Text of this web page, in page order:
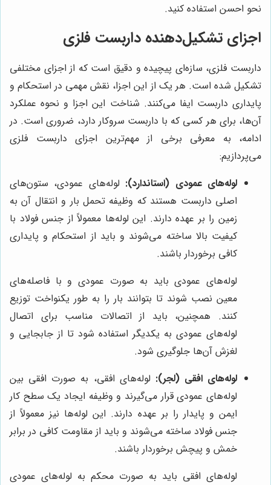
نحو احسن استفاده کنید.
اجزای تشکیل‌دهنده داربست فلزی
داربست فلزی، سازه‌ای پیچیده و دقیق است که از اجزای مختلفی
تشکیل شده است. هر یک از این اجزا، نقش مهمی در استحکام و
پایداری داربست ایفا می‌کنند. شناخت این اجزا و نحوه عملکرد
آن‌ها، برای هر کسی که با داربست سروکار دارد، ضروری است. در
ادامه، به معرفی برخی از مهم‌ترین اجزای داربست فلزی
می‌پردازیم:
لوله‌های عمودی (استاندارد): لوله‌های عمودی، ستون‌های
اصلی داربست هستند که وظیفه تحمل بار و انتقال آن به
زمین را بر عهده دارند. این لوله‌ها معمولاً از جنس فولاد با
کیفیت بالا ساخته می‌شوند و باید از استحکام و پایداری
کافی برخوردار باشند.
لوله‌های عمودی باید به صورت عمودی و با فاصله‌های
معین نصب شوند تا بتوانند بار را به طور یکنواخت توزیع
کنند. همچنین، باید از اتصالات مناسب برای اتصال
لوله‌های عمودی به یکدیگر استفاده شود تا از جابجایی و
لغزش آن‌ها جلوگیری شود.
لوله‌های افقی (لجر): لوله‌های افقی، به صورت افقی بین
لوله‌های عمودی قرار می‌گیرند و وظیفه ایجاد یک سطح کار
ایمن و پایدار را بر عهده دارند. این لوله‌ها نیز معمولاً از
جنس فولاد ساخته می‌شوند و باید از مقاومت کافی در برابر
خمش و پیچش برخوردار باشند.
لوله‌های افقی باید به صورت محکم به لوله‌های عمودی